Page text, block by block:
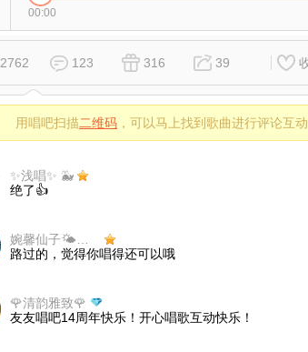
00:00
2762 123 316 39
用唱吧扫描二维码 ，可以马上找到歌曲进行评论互
✨浅唱✨ 🐳
绝了👍
路过的，觉得你唱得还可以哦
🌹清韵雅致🌹
友友唱吧14周年快乐！开心唱歌互动快乐！